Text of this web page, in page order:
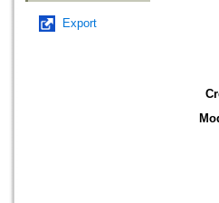
Export